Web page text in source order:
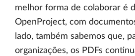
melhor forma de colaborar é
OpenProject, com
lado, também sabemos que,
organizações, os PDFs